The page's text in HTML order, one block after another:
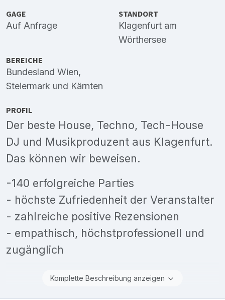
GAGE
Auf Anfrage
STANDORT
Klagenfurt am
Wörthersee
BEREICHE
Bundesland Wien,
Steiermark und Kärnten
PROFIL
Der beste House, Techno, Tech-House
DJ und Musikproduzent aus Klagenfurt.
Das können wir beweisen.
-140 erfolgreiche Parties
- höchste Zufriedenheit der Veranstalter
- zahlreiche positive Rezensionen
- empathisch, höchstprofessionell und
zugänglich
Komplette Beschreibung anzeigen